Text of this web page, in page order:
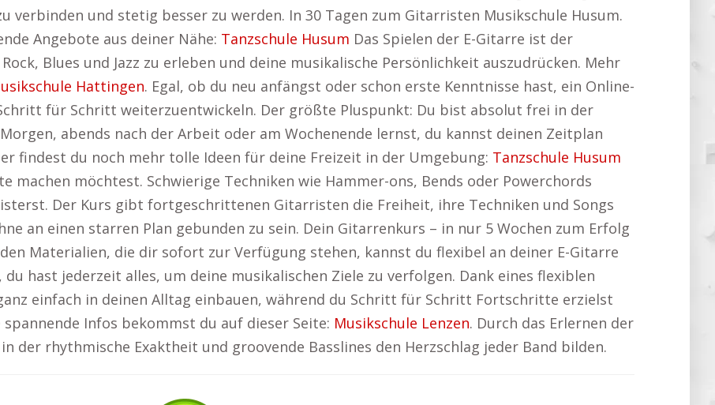
verbinden und stetig besser zu werden. In 30 Tagen zum Gitarristen Musikschule Husum.
Angebote aus deiner Nähe: Tanzschule Husum Das Spielen der E-Gitarre ist der
Blues und Jazz zu erleben und deine musikalische Persönlichkeit auszudrücken. Mehr
Hattingen. Egal, ob du neu anfängst oder schon erste Kenntnisse hast, ein Online-
für Schritt weiterzuentwickeln. Der größte Pluspunkt: Du bist absolut frei in der
abends nach der Arbeit oder am Wochenende lernst, du kannst deinen Zeitplan
findest du noch mehr tolle Ideen für deine Freizeit in der Umgebung: Tanzschule Husum
machen möchtest. Schwierige Techniken wie Hammer-ons, Bends oder Powerchords
Der Kurs gibt fortgeschrittenen Gitarristen die Freiheit, ihre Techniken und Songs
an einen starren Plan gebunden zu sein. Dein Gitarrenkurs – in nur 5 Wochen zum Erfolg
Materialien, die dir sofort zur Verfügung stehen, kannst du flexibel an deiner E-Gitarre
hast jederzeit alles, um deine musikalischen Ziele zu verfolgen. Dank eines flexiblen
einfach in deinen Alltag einbauen, während du Schritt für Schritt Fortschritte erzielst
Infos bekommst du auf dieser Seite: Musikschule Lenzen. Durch das Erlernen der
der rhythmische Exaktheit und groovende Basslines den Herzschlag jeder Band bilden.